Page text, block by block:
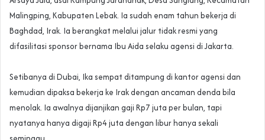
Malingping, Kabupaten Lebak. Ia sudah enam tahun bekerja di
Baghdad, Irak. Ia berangkat melalui jalur tidak resmi yang
difasilitasi sponsor bernama Ibu Aida selaku agensi di Jakarta.
‎Setibanya di Dubai, Ika sempat ditampung di kantor agensi dan
kemudian dipaksa bekerja ke Irak dengan ancaman denda bila
menolak. Ia awalnya dijanjikan gaji Rp7 juta per bulan, tapi
nyatanya hanya digaji Rp4 juta dengan libur hanya sekali